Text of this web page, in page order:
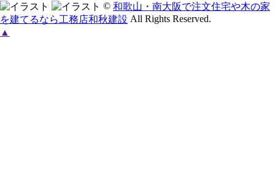
© 和歌山・南大阪で注文住宅や木の家
を建てるなら工務店和秋建設 All Rights Reserved.
▲